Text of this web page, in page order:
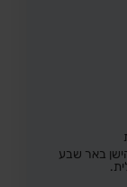
באר שבע